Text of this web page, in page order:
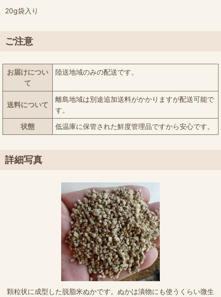
20g袋入り
ご注意
お届けについ
て
陸送地域のみの配送です。
送料について
離島地域は別途追加送料がかかりますが配送可能で
す。
状態
低温庫に保管された鮮度管理品ですから安心です。
詳細写真
顆粒状に成型した脱脂米ぬかです。ぬかは漬物にも使うくらい微生